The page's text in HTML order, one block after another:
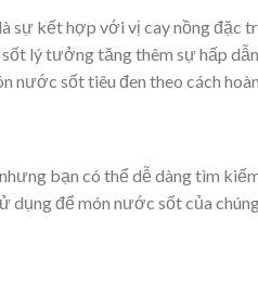
sự kết hợp với vị cay nồng đặc
lý tưởng tăng thêm sự hấp
nước sốt tiêu đen theo cách
bạn có thể dễ dàng tìm
dụng để món nước sốt của